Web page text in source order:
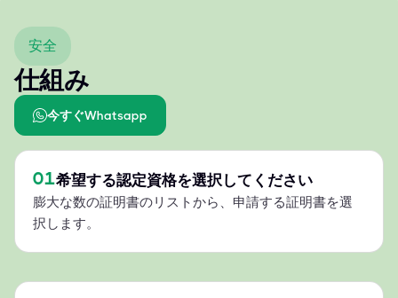
安全
仕組み
今すぐWhatsapp
01希望する認定資格を選択してください
膨大な数の証明書のリストから、申請する証明書を選
択します。